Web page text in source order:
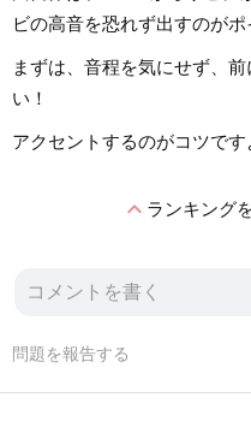
ビの高音を恐れず出すのがポ
まずは、音程を気にせず、
い！
アクセントするのがコツです
expand_lessランキング
問題を報告する